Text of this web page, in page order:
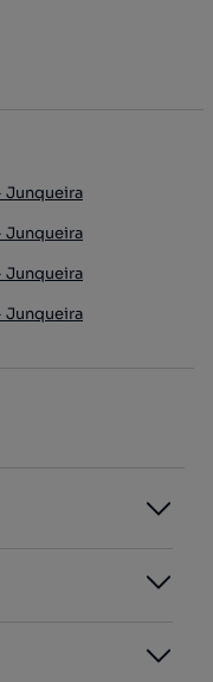
Junqueira
Junqueira
Junqueira
Junqueira